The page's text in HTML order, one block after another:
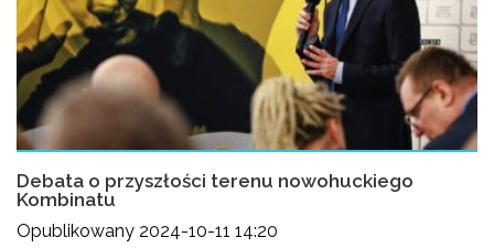
Debata o przyszłości terenu nowohuckiego
Kombinatu
Opublikowany 2024-10-11 14:20